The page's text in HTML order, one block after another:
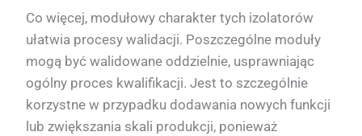
Co więcej, modułowy charakter tych izolatorów
ułatwia procesy walidacji. Poszczególne moduły
mogą być walidowane oddzielnie, usprawniając
ogólny proces kwalifikacji. Jest to szczególnie
korzystne w przypadku dodawania nowych funkcji
lub zwiększania skali produkcji, ponieważ